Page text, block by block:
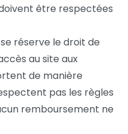
être respectées
réserve le droit de
au site aux
de manière
pas les règles
remboursement ne